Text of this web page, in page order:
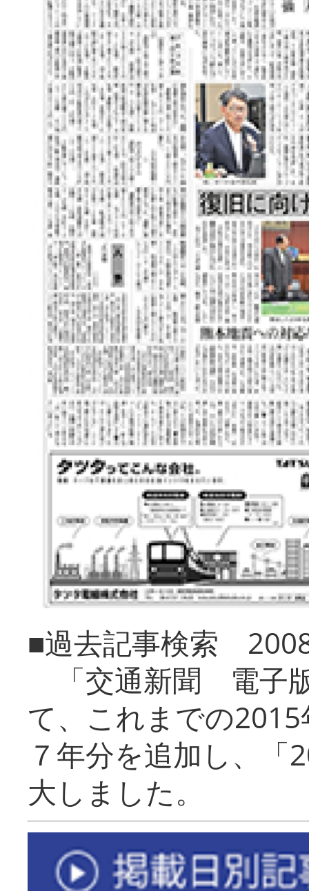
■過去記事検索
「交通新聞 電子
て、これまでの
７年分を追加し、「
大しまし